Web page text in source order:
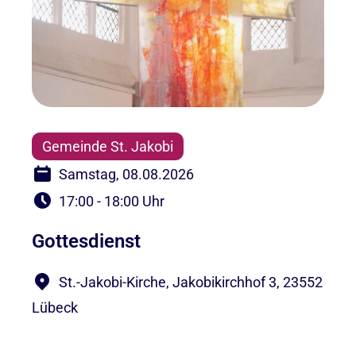
Gemeinde St. Jakobi
Samstag, 08.08.2026
17:00 - 18:00 Uhr
Gottesdienst
St.-Jakobi-Kirche, Jakobikirchhof 3, 23552
Lübeck